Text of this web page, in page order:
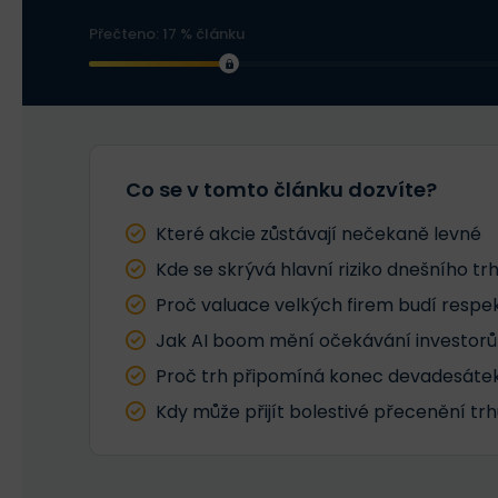
Přečteno: 17 % článku
Co se v tomto článku dozvíte?
Které akcie zůstávají nečekaně levné
Kde se skrývá hlavní riziko dnešního
Proč valuace velkých firem budí
Jak AI boom mění očekávání investorů
Proč trh připomíná konec
Kdy může přijít bolestivé přecenění